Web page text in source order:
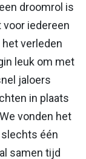
droomrol is
iedereen
verleden
leuk om met
jaloers
in plaats
vonden het
één
samen tijd